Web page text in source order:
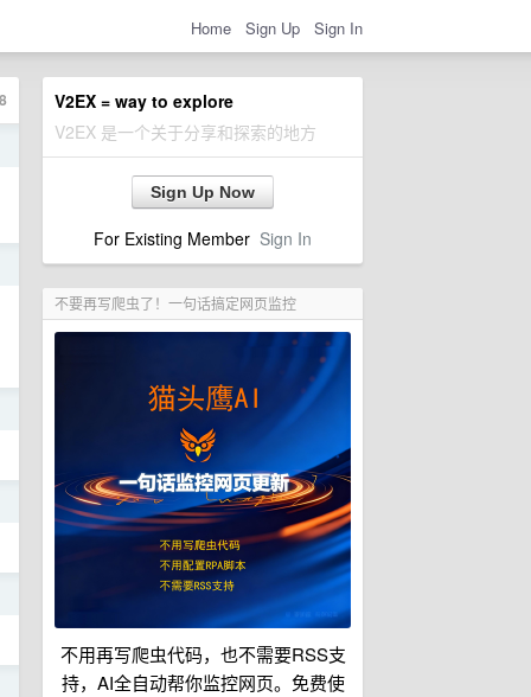
Home Sign Up Sign In
V2EX = way to explore
V2EX 是一个关于分享和探索的地方
Sign Up Now
For Existing Member Sign In
不要再写爬虫了！一句话搞定网页监控
不用再写爬虫代码，也不需要RSS支
持，AI全自动帮你监控网页。免费使